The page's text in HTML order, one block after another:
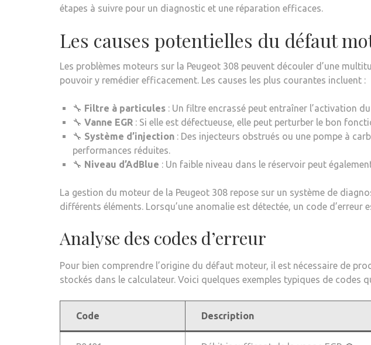
étapes à suivre pour un diagnostic et une réparation efficaces.
Les causes potentielles du défaut
Les problèmes moteurs sur la Peugeot 308 peuvent découler d’une
pouvoir y remédier efficacement. Les causes les plus courantes incluent :
🔧 Filtre à particules : Un filtre encrassé peut entraîner l’activation
🔧 Vanne EGR : Si elle est défectueuse, elle peut perturber le bon
🔧 Système d’injection : Des injecteurs obstrués ou une pompe à
performances réduites.
🔧 Niveau d’AdBlue : Un faible niveau dans le réservoir peut
La gestion du moteur de la Peugeot 308 repose sur un système de
différents éléments. Lorsqu’une anomalie est détectée, un code
Analyse des codes d’erreur
Pour bien comprendre l’origine du défaut moteur, il est nécessaire de
stockés dans le calculateur. Voici quelques exemples typiques de codes
Code Description